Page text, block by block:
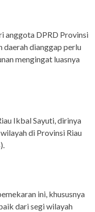
anggota DPRD Provinsi
daerah dianggap perlu
mengingat luasnya
Ikbal Sayuti, dirinya
di Provinsi Riau
ini, khususnya
dari segi wilayah